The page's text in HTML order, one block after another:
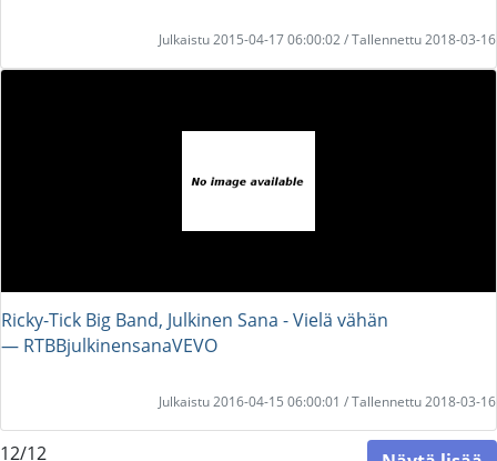
Julkaistu 2015-04-17 06:00:02 / Tallennettu 2018-03-16
Ricky-Tick Big Band, Julkinen Sana - Vielä vähän
― RTBBjulkinensanaVEVO
Julkaistu 2016-04-15 06:00:01 / Tallennettu 2018-03-16
12/12